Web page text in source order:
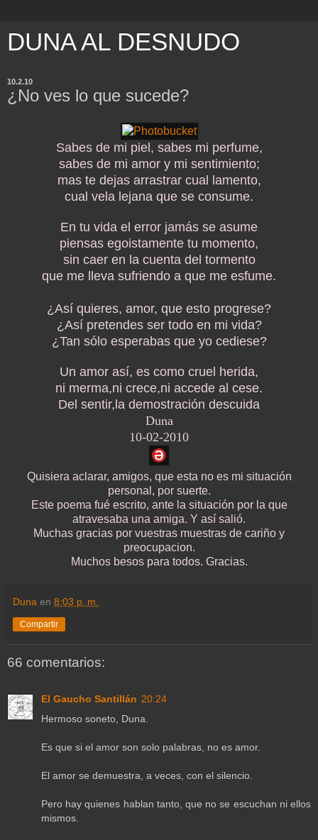
DUNA AL DESNUDO
10.2.10
¿No ves lo que sucede?
Sabes de mi piel, sabes mi perfume,
sabes de mi amor y mi sentimiento;
mas te dejas arrastrar cual lamento,
cual vela lejana que se consume.
En tu vida el error jamás se asume
piensas egoistamente tu momento,
sin caer en la cuenta del tormento
que me lleva sufriendo a que me esfume.
¿Así quieres, amor, que esto progrese?
¿Así pretendes ser todo en mi vida?
¿Tan sólo esperabas que yo cediese?
Un amor así, es como cruel herida,
ni merma,ni crece,ni accede al cese.
Del sentir,la demostración descuida
Duna
10-02-2010
Quisiera aclarar, amigos, que esta no es mi situación
personal, por suerte.
Este poema fué escrito, ante la situación por la que
atravesaba una amiga. Y así salió.
Muchas gracias por vuestras muestras de cariño y
preocupacion.
Muchos besos para todos. Gracias.
Duna en 8:03 p. m.
Compartir
66 comentarios:
El Gaucho Santillán 20:24
Hermoso soneto, Duna.
Es que si el amor son solo palabras, no es amor.
El amor se demuestra, a veces, con el silencio.
Pero hay quienes hablan tanto, que no se escuchan ni ellos
mismos.